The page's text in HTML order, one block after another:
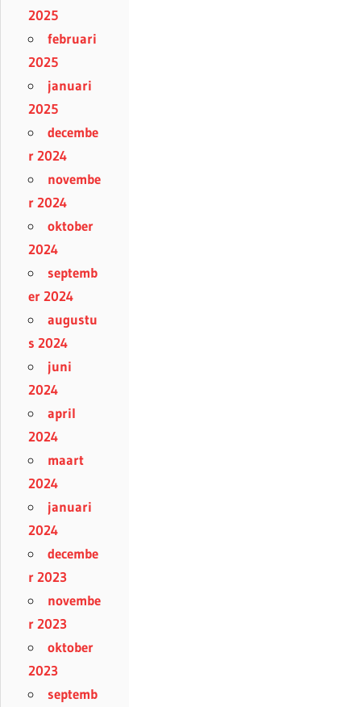
2025
februari
2025
januari
2025
decembe
r 2024
novembe
r 2024
oktober
2024
septemb
er 2024
augustu
s 2024
juni
2024
april
2024
maart
2024
januari
2024
decembe
r 2023
novembe
r 2023
oktober
2023
septemb